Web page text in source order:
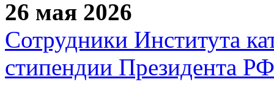
26 мая 2026
Сотрудники Института
стипендии Президента РФ